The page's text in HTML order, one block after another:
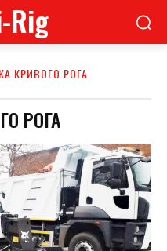
Rig
КРИВОГО РОГА
РОГА